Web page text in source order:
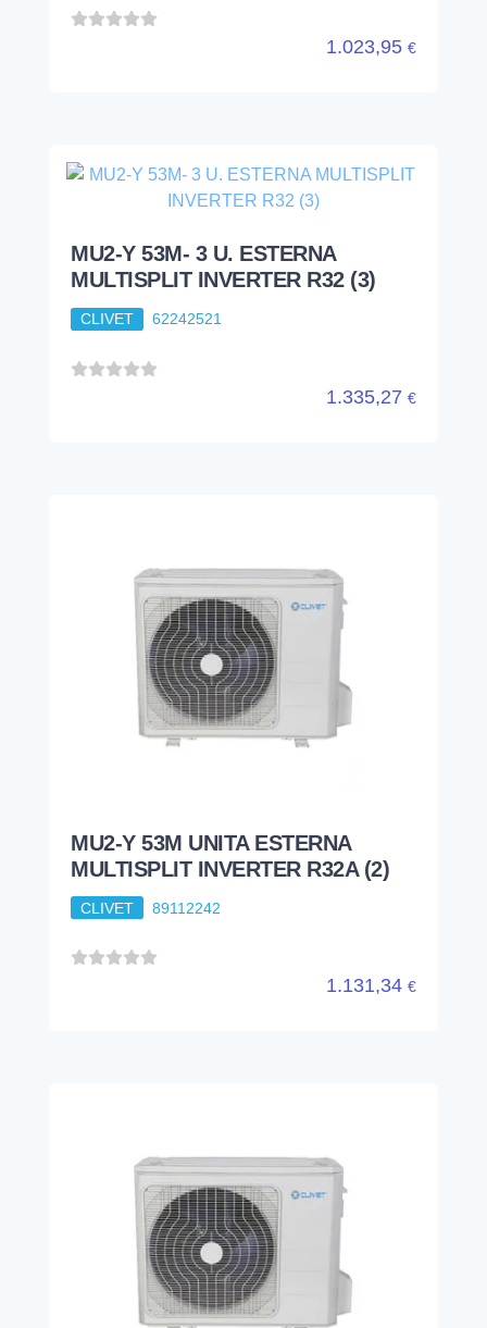
1.023,95 €
MU2-Y 53M- 3 U. ESTERNA
MULTISPLIT INVERTER R32 (3)
CLIVET 62242521
1.335,27 €
MU2-Y 53M UNITA ESTERNA
MULTISPLIT INVERTER R32A (2)
CLIVET 89112242
1.131,34 €